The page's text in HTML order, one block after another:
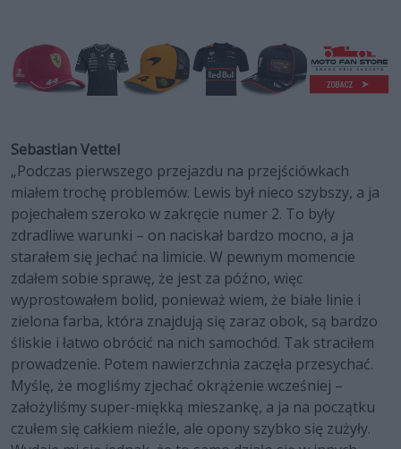
Sebastian Vettel
„Podczas pierwszego przejazdu na przejściówkach
miałem trochę problemów. Lewis był nieco szybszy, a ja
pojechałem szeroko w zakręcie numer 2. To były
zdradliwe warunki – on naciskał bardzo mocno, a ja
starałem się jechać na limicie. W pewnym momencie
zdałem sobie sprawę, że jest za późno, więc
wyprostowałem bolid, ponieważ wiem, że białe linie i
zielona farba, która znajdują się zaraz obok, są bardzo
śliskie i łatwo obrócić na nich samochód. Tak straciłem
prowadzenie. Potem nawierzchnia zaczęła przesychać.
Myślę, że mogliśmy zjechać okrążenie wcześniej –
założyliśmy super-miękką mieszankę, a ja na początku
czułem się całkiem nieźle, ale opony szybko się zużyły.